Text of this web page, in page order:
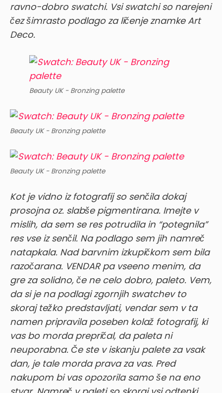
ravno-dobro swatchi. Vsi swatchi so narejeni
čez šimrasto podlago za ličenje znamke Art
Deco.
Beauty UK - Bronzing palette
Beauty UK - Bronzing palette
Beauty UK - Bronzing palette
Kot je vidno iz fotografij so senčila dokaj
prosojna oz. slabše pigmentirana. Imejte v
mislih, da sem se res potrudila in “potegnila”
res vse iz senčil. Na podlago sem jih namreč
natapkala. Nad barvnim izkupičkom sem bila
razočarana. VENDAR pa vseeno menim, da
gre za solidno, če ne celo dobro, paleto. Vem,
da si je na podlagi zgornjih swatchev to
skoraj težko predstavljati, vendar sem v ta
namen pripravila poseben kolaž fotografij, ki
vas bo morda prepričal, da paleta ni
neuporabna. Če ste v iskanju palete za vsak
dan, je tale morda prava za vas. Pred
nakupom bi vas opozorila samo še na eno